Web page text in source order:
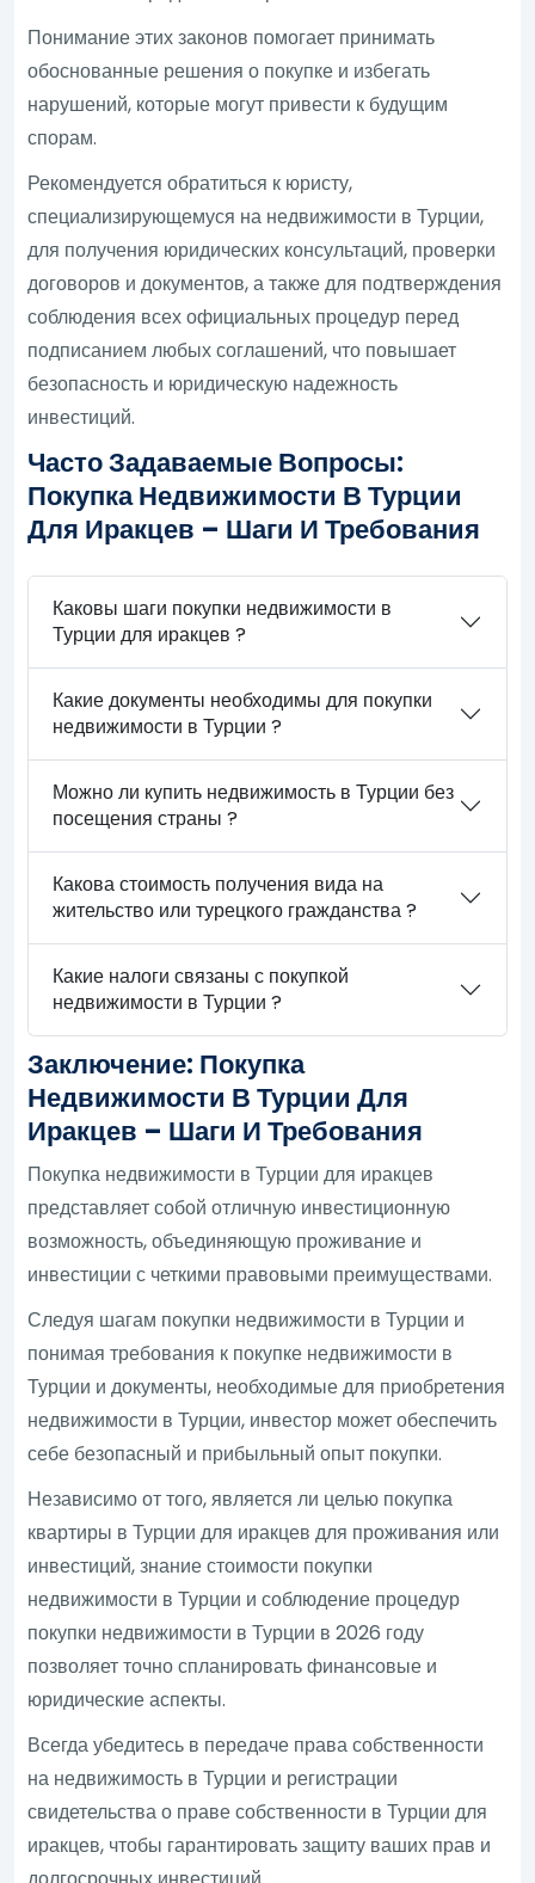
Понимание этих законов помогает принимать
обоснованные решения о покупке и избегать
нарушений, которые могут привести к будущим
спорам.
Рекомендуется обратиться к юристу,
специализирующемуся на недвижимости в Турции,
для получения юридических консультаций, проверки
договоров и документов, а также для подтверждения
соблюдения всех официальных процедур перед
подписанием любых соглашений, что повышает
безопасность и юридическую надежность
инвестиций.
Часто Задаваемые Вопросы:
Покупка Недвижимости В Турции
Для Иракцев – Шаги И Требования
Каковы шаги покупки недвижимости в
Турции для иракцев ?
Какие документы необходимы для покупки
недвижимости в Турции ?
Можно ли купить недвижимость в Турции без
посещения страны ?
Какова стоимость получения вида на
жительство или турецкого гражданства ?
Какие налоги связаны с покупкой
недвижимости в Турции ?
Заключение: Покупка
Недвижимости В Турции Для
Иракцев – Шаги И Требования
Покупка недвижимости в Турции для иракцев
представляет собой отличную инвестиционную
возможность, объединяющую проживание и
инвестиции с четкими правовыми преимуществами.
Следуя шагам покупки недвижимости в Турции и
понимая требования к покупке недвижимости в
Турции и документы, необходимые для приобретения
недвижимости в Турции, инвестор может обеспечить
себе безопасный и прибыльный опыт покупки.
Независимо от того, является ли целью покупка
квартиры в Турции для иракцев для проживания или
инвестиций, знание стоимости покупки
недвижимости в Турции и соблюдение процедур
покупки недвижимости в Турции в 2026 году
позволяет точно спланировать финансовые и
юридические аспекты.
Всегда убедитесь в передаче права собственности
на недвижимость в Турции и регистрации
свидетельства о праве собственности в Турции для
иракцев, чтобы гарантировать защиту ваших прав и